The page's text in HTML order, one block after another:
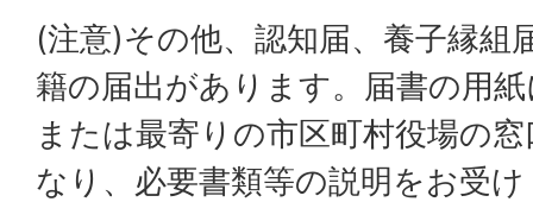
(注意)その他、認知届、養子縁組
籍の届出があります。届書の用
または最寄りの市区町村役場の
なり、必要書類等の説明をお受